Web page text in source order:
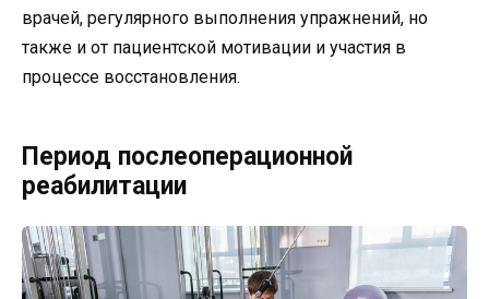
врачей, регулярного выполнения упражнений, но
также и от пациентской мотивации и участия в
процессе восстановления.
Период послеоперационной
реабилитации